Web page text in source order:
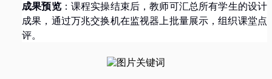
成果预览：课程实操结束后，教师可汇总所有学生的设计
成果，通过万兆交换机在监视器上批量展示，组织课堂点
评。